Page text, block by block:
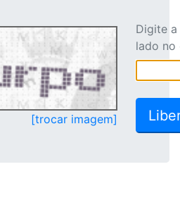
[trocar imagem]
Digite
lado no